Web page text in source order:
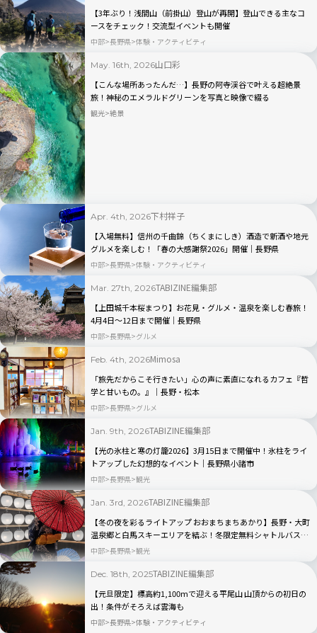
【3年ぶり！浅間山（前掛山）登山が再開】登山できる主なコ
ースをチェック！交流型イベントも開催
中部 長野県 体験・アクティビティ
May. 16th, 2026山口彩
【こんな場所あったんだ…】長野の阿寺渓谷で叶える超絶景
旅！神秘のエメラルドグリーンを写真と映像で綴る
観光 絶景
Apr. 4th, 2026下村祥子
【入場無料】信州の千曲錦（ちくまにしき）酒造で新酒や地元
グルメを楽しむ！「春の大感謝祭2026」開催｜長野県
中部 長野県 体験・アクティビティ
Mar. 27th, 2026TABIZINE編集部
【上田城千本桜まつり】お花見・グルメ・温泉を楽しむ春旅！
4月4日～12日まで開催｜長野県
中部 長野県 グルメ
Feb. 4th, 2026Mimosa
「旅先だからこそ行きたい」心の声に素直になれるカフェ『哲
学と甘いもの。』│長野・松本
中部 長野県 グルメ
Jan. 9th, 2026TABIZINE編集部
【光の氷柱と寒の灯籠2026】3月15日まで開催中！氷柱をライ
トアップした幻想的なイベント｜長野県小諸市
中部 長野県 観光
Jan. 3rd, 2026TABIZINE編集部
【冬の夜を彩るライトアップ おおまちまちあかり】長野・大町
温泉郷と白馬スキーエリアを結ぶ！冬限定無料シャトルバスも
運行中
中部 長野県 観光
Dec. 18th, 2025TABIZINE編集部
【元旦限定】標高約1,100mで迎える平尾山 山頂からの初日の
出！条件がそろえば雲海も
中部 長野県 体験・アクティビティ